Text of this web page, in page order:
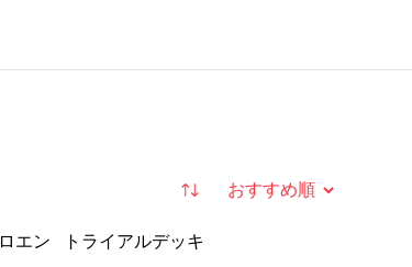
並び替え
ロエン トライアルデッキ